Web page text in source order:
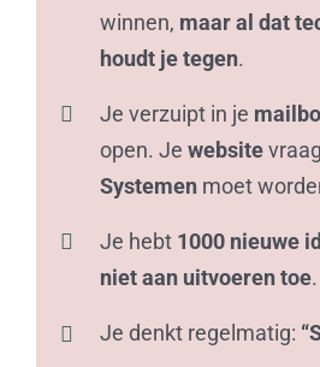
winnen, maar al dat
houdt je tegen.
Je verzuipt in je
open. Jewebsite
Systemen moet
Je hebt 1000 nieuwe
nietaan uitvoeren toe.
Je denkt regelmatig: